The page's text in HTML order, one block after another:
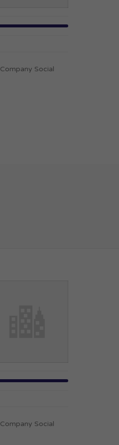
Company Social
Company Social